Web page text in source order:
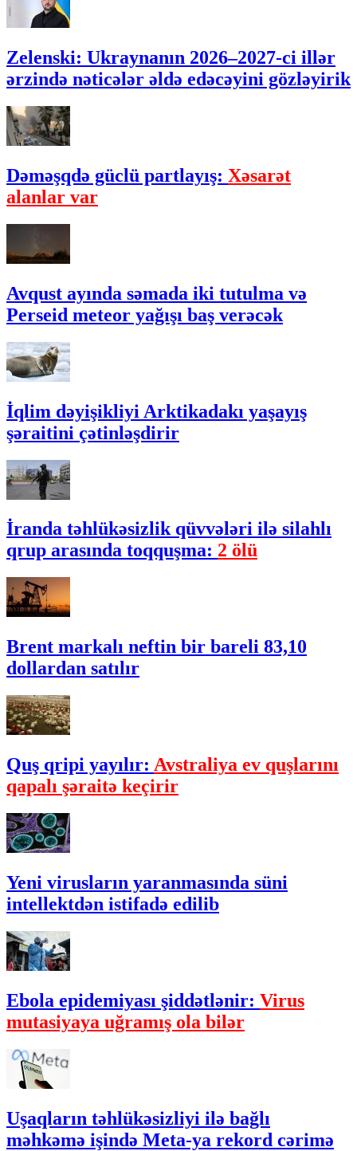
Zelenski: Ukraynanın 2026–2027-ci illər
ərzində nəticələr əldə edəcəyini gözləyirik
Dəməşqdə güclü partlayış: Xəsarət
alanlar var
Avqust ayında səmada iki tutulma və
Perseid meteor yağışı baş verəcək
İqlim dəyişikliyi Arktikadakı yaşayış
şəraitini çətinləşdirir
İranda təhlükəsizlik qüvvələri ilə silahlı
qrup arasında toqquşma: 2 ölü
Brent markalı neftin bir bareli 83,10
dollardan satılır
Quş qripi yayılır: Avstraliya ev quşlarını
qapalı şəraitə keçirir
Yeni virusların yaranmasında süni
intellektdən istifadə edilib
Ebola epidemiyası şiddətlənir: Virus
mutasiyaya uğramış ola bilər
Uşaqların təhlükəsizliyi ilə bağlı
məhkəmə işində Meta-ya rekord cərimə